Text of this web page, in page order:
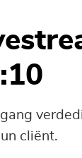
cliënt.